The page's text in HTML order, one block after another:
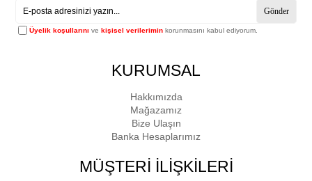
Gönder
Üyelik koşullarını ve kişisel verilerimin korunmasını kabul ediyorum.
KURUMSAL
Hakkımızda
Mağazamız
Bize Ulaşın
Banka Hesaplarımız
MÜŞTERİ İLİŞKİLERİ